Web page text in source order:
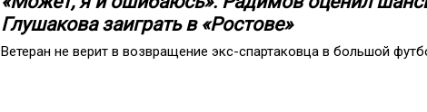
Глушакова заиграть в «Ростове»
Ветеран не верит в возвращение экс-спартаковца в большой